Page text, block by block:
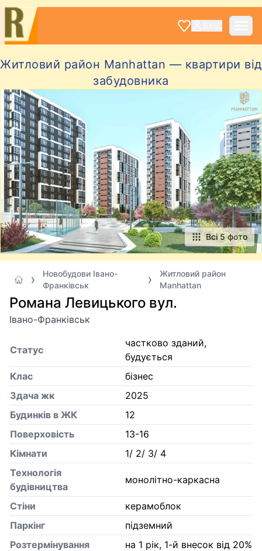
Житловий район Manhattan — квартири від
забудовника
Всі 5 фото
Новобудови Івано-
Франківськ
Житловий район
Manhattan
Романа Левицького вул.
Івано-Франківськ
Статус
частково зданий,
будується
Клас
бізнес
Здача жк
2025
Будинків в ЖК
12
Поверховість
13-16
Кiмнати
1/ 2/ 3/ 4
Технологія
будівництва
монолітно-каркасна
Стіни
керамоблок
Паркінг
підземний
Розтермінування
на 1 рік, 1-й внесок від 20%